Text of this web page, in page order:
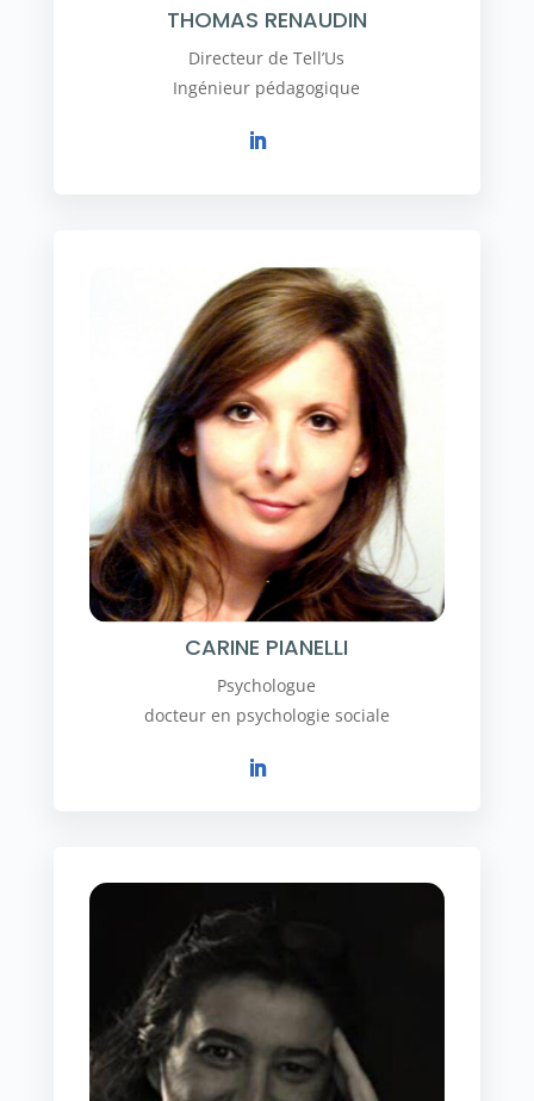
THOMAS RENAUDIN
Directeur de Tell’Us
Ingénieur pédagogique
CARINE PIANELLI
Psychologue
docteur en psychologie sociale